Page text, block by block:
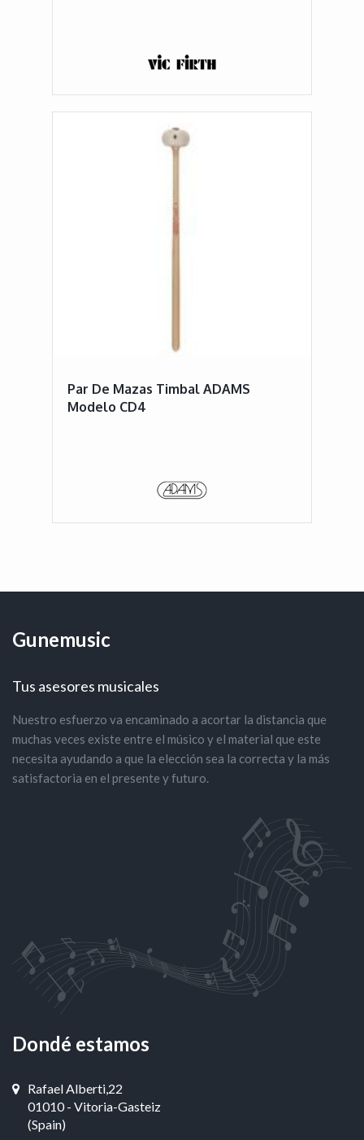
Par De Mazas Timbal ADAMS
Modelo CD4
Gunemusic
Tus asesores musicales
Nuestro esfuerzo va encaminado a acortar la distancia que
muchas veces existe entre el músico y el material que este
necesita ayudando a que la elección sea la correcta y la más
satisfactoria en el presente y futuro.
Dondé estamos
Rafael Alberti,22
01010 - Vitoria-Gasteiz
(Spain)